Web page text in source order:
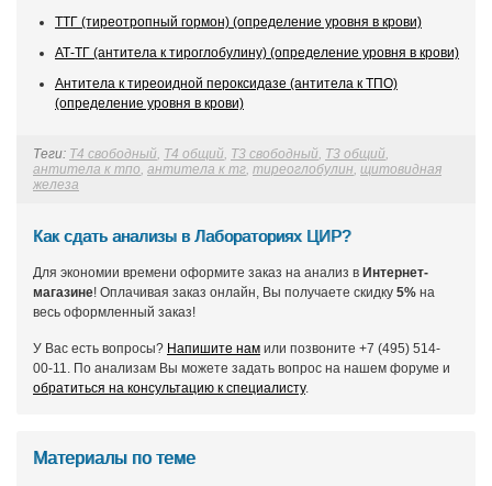
ТТГ (тиреотропный гормон) (определение уровня в крови)
АТ-ТГ (антитела к тироглобулину) (определение уровня в крови)
Антитела к тиреоидной пероксидазе (антитела к ТПО)
(определение уровня в крови)
Теги: Т4 свободный, Т4 общий, Т3 свободный, Т3 общий,
антитела к тпо, антитела к тг, тиреоглобулин, щитовидная
железа
Как сдать анализы в Лабораториях ЦИР?
Для экономии времени оформите заказ на анализ в Интернет-
магазине! Оплачивая заказ онлайн, Вы получаете скидку 5% на
весь оформленный заказ!
У Вас есть вопросы? Напишите нам или позвоните +7 (495) 514-
00-11. По анализам Вы можете задать вопрос на нашем форуме и
обратиться на консультацию к специалисту.
Материалы по теме